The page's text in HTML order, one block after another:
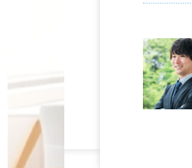
ます。